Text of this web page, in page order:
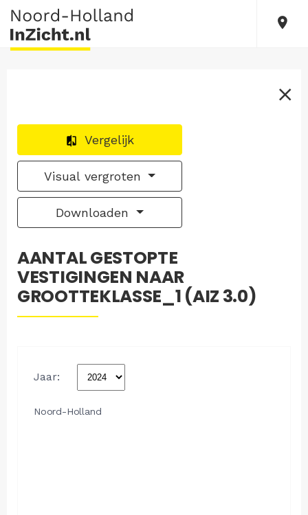
Vergelijk
Visual vergroten
Downloaden
AANTAL GESTOPTE
VESTIGINGEN NAAR
GROOTTEKLASSE_1 (AIZ 3.0)